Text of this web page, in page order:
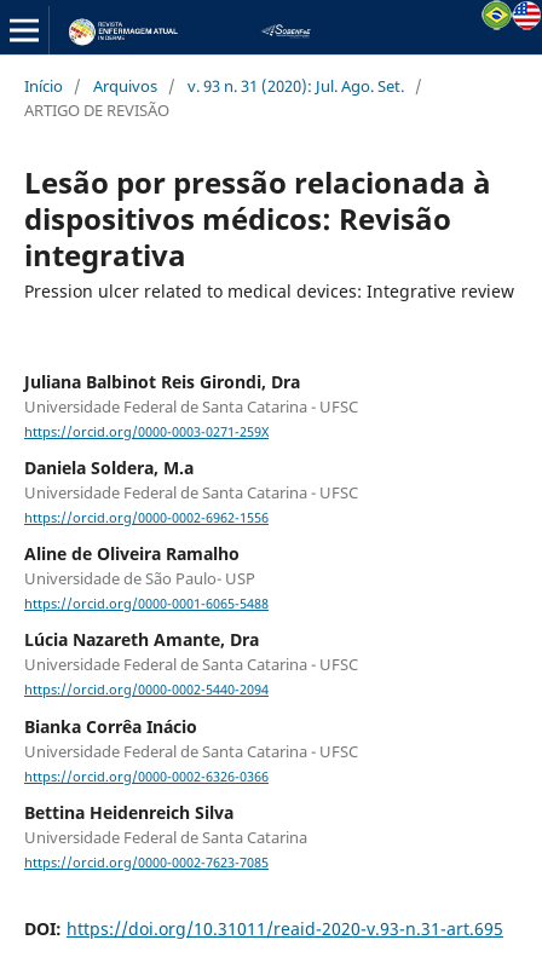
Início / Arquivos / v. 93 n. 31 (2020): Jul. Ago. Set. /
ARTIGO DE REVISÃO
Lesão por pressão relacionada à
dispositivos médicos: Revisão
integrativa
Pression ulcer related to medical devices: Integrative review
Juliana Balbinot Reis Girondi, Dra
Universidade Federal de Santa Catarina - UFSC
https://orcid.org/0000-0003-0271-259X
Daniela Soldera, M.a
Universidade Federal de Santa Catarina - UFSC
https://orcid.org/0000-0002-6962-1556
Aline de Oliveira Ramalho
Universidade de São Paulo- USP
https://orcid.org/0000-0001-6065-5488
Lúcia Nazareth Amante, Dra
Universidade Federal de Santa Catarina - UFSC
https://orcid.org/0000-0002-5440-2094
Bianka Corrêa Inácio
Universidade Federal de Santa Catarina - UFSC
https://orcid.org/0000-0002-6326-0366
Bettina Heidenreich Silva
Universidade Federal de Santa Catarina
https://orcid.org/0000-0002-7623-7085
DOI: https://doi.org/10.31011/reaid-2020-v.93-n.31-art.695